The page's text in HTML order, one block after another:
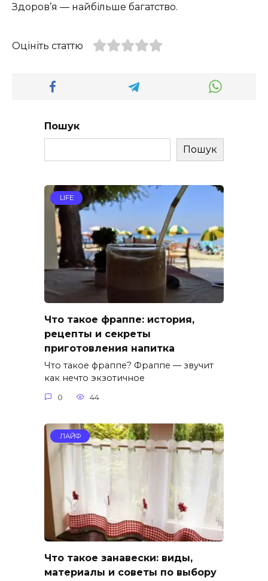
Здоров’я — найбільше багатство.
Оцініть статтю
Пошук
Пошук
LIFE
Что такое фраппе: история,
рецепты и секреты
приготовления напитка
Что такое фраппе? Фраппе — звучит
как нечто экзотичное
0 44
ЛАЙФ
Что такое занавески: виды,
материалы и советы по выбору